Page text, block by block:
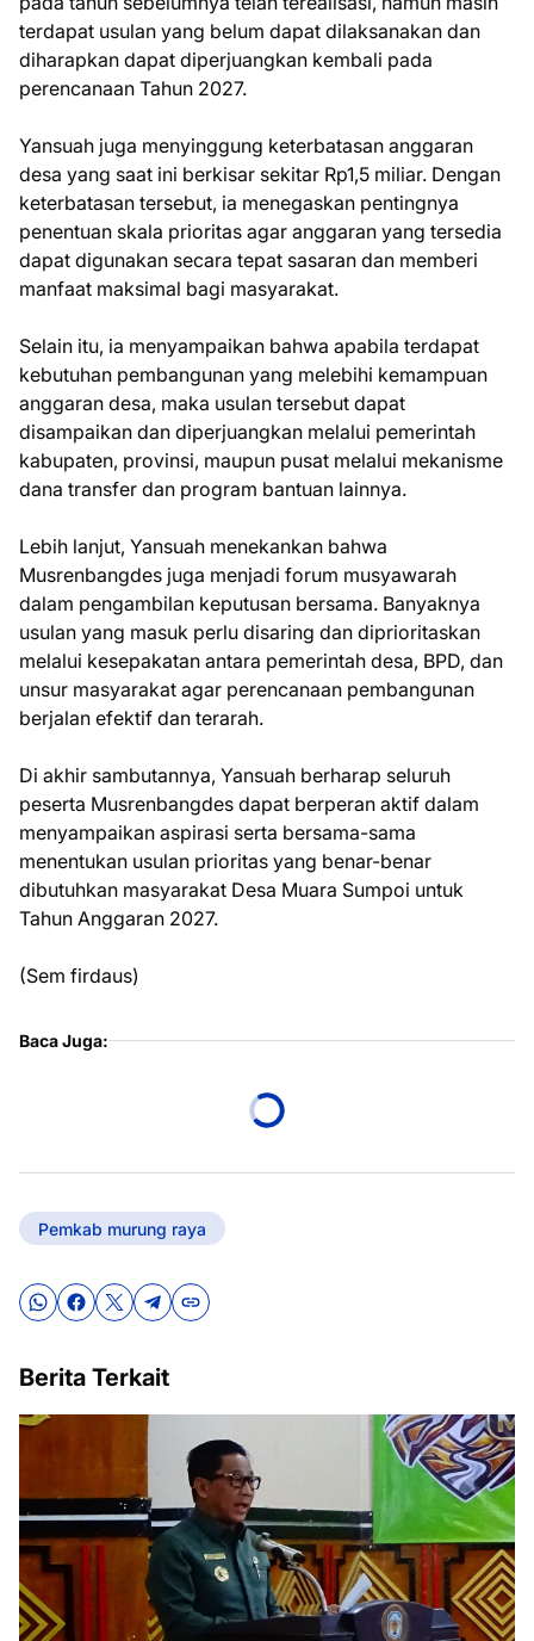
terdapat usulan yang belum dapat dilaksanakan dan
diharapkan dapat diperjuangkan kembali pada
perencanaan Tahun 2027.
Yansuah juga menyinggung keterbatasan anggaran
desa yang saat ini berkisar sekitar Rp1,5 miliar. Dengan
keterbatasan tersebut, ia menegaskan pentingnya
penentuan skala prioritas agar anggaran yang tersedia
dapat digunakan secara tepat sasaran dan memberi
manfaat maksimal bagi masyarakat.
Selain itu, ia menyampaikan bahwa apabila terdapat
kebutuhan pembangunan yang melebihi kemampuan
anggaran desa, maka usulan tersebut dapat
disampaikan dan diperjuangkan melalui pemerintah
kabupaten, provinsi, maupun pusat melalui mekanisme
dana transfer dan program bantuan lainnya.
Lebih lanjut, Yansuah menekankan bahwa
Musrenbangdes juga menjadi forum musyawarah
dalam pengambilan keputusan bersama. Banyaknya
usulan yang masuk perlu disaring dan diprioritaskan
melalui kesepakatan antara pemerintah desa, BPD, dan
unsur masyarakat agar perencanaan pembangunan
berjalan efektif dan terarah.
Di akhir sambutannya, Yansuah berharap seluruh
peserta Musrenbangdes dapat berperan aktif dalam
menyampaikan aspirasi serta bersama-sama
menentukan usulan prioritas yang benar-benar
dibutuhkan masyarakat Desa Muara Sumpoi untuk
Tahun Anggaran 2027.
(Sem firdaus)
Baca Juga:
Pemkab murung raya
Berita Terkait